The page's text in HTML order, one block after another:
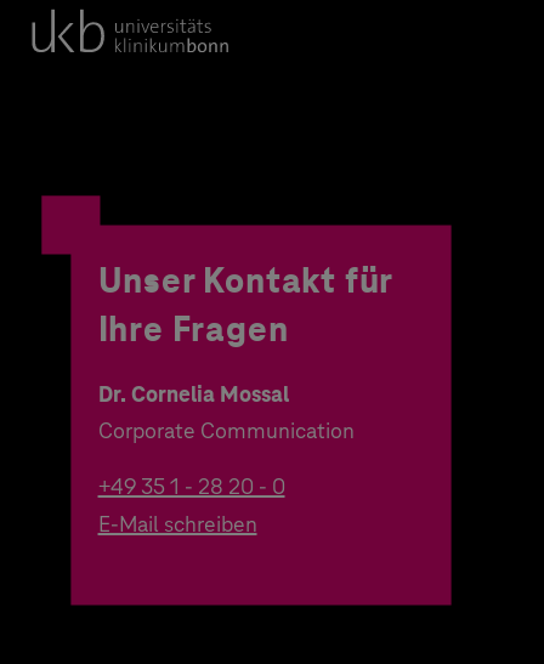
Unser Kontakt für
Ihre Fragen
Dr. Cornelia Mossal
Corporate Communication
+49 35 1 - 28 20 - 0
E-Mail schreiben